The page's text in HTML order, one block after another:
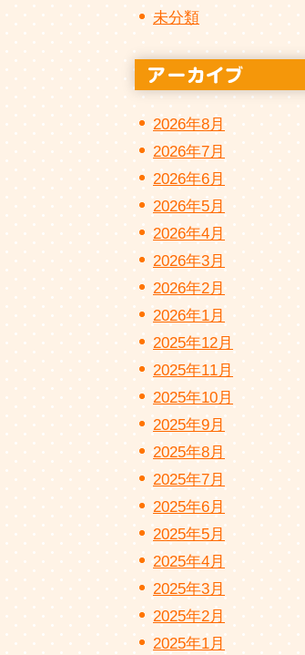
未分類
2026年8月
2026年7月
2026年6月
2026年5月
2026年4月
2026年3月
2026年2月
2026年1月
2025年12月
2025年11月
2025年10月
2025年9月
2025年8月
2025年7月
2025年6月
2025年5月
2025年4月
2025年3月
2025年2月
2025年1月